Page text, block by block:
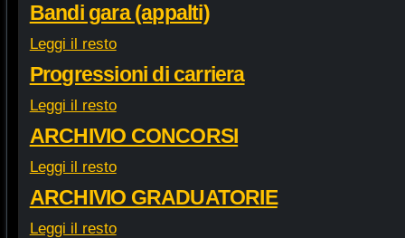
Bandi gara (appalti)
Leggi il resto
Progressioni di carriera
Leggi il resto
ARCHIVIO CONCORSI
Leggi il resto
ARCHIVIO GRADUATORIE
Leggi il resto